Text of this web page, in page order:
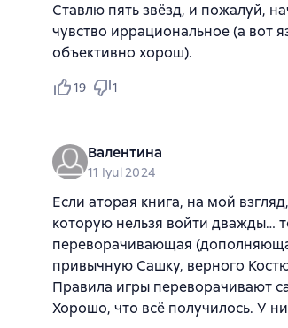
Ставлю пять звёзд, и пожалуй,
чувство иррациональное (а вот
объективно хорош).
19 1
Валентина
11 Iyul 2024
Если аторая книга, на мой
которую нельзя войти дважды…
переворачивающая
привычную Сашку, верного
Правила игры переворачивают
Хорошо, что всё получилось. У